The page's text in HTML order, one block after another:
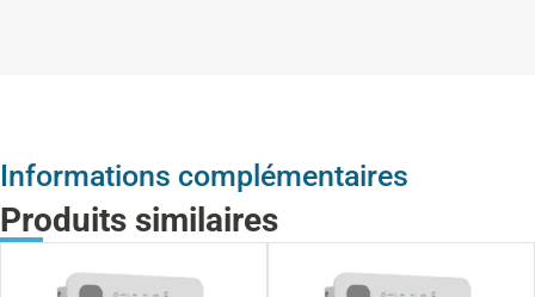
Informations complémentaires
Produits similaires